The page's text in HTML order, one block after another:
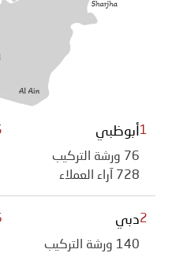
1أبوظبي
76 ورشة التركيب
728 آراء العملاء
2دبي
140 ورشة التركيب